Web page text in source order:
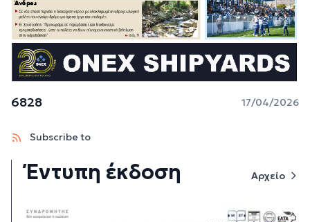
6828 17/04/2026
Subscribe to
Έντυπη έκδοση Αρχείο